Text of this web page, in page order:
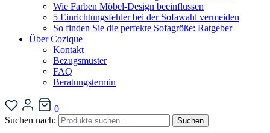
Wie Farben Möbel-Design beeinflussen
5 Einrichtungsfehler bei der Sofawahl vermeiden
So finden Sie die perfekte Sofagröße: Ratgeber
Über Cozique
Kontakt
Bezugsmuster
FAQ
Beratungstermin
0
Suchen nach:
Suchen